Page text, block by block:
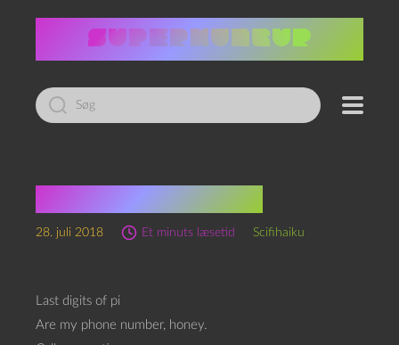
Led
efter:
28. juli 2018 Et minuts læsetid Scifihaiku
Last digits of pi
Are my phone number, honey.